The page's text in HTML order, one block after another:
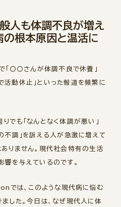
人も体調不良が増え
根本原因と温活に
「〇〇さんが体調不良で休養」
動休止」といった報道を頻繁に
でも「なんとなく体調が悪い」
不調」を訴える人が急激に増えて
りません。現代社会特有の生活
響を与えているのです。
では、このような現代病に悩む
した。今日は、なぜ現代人に体